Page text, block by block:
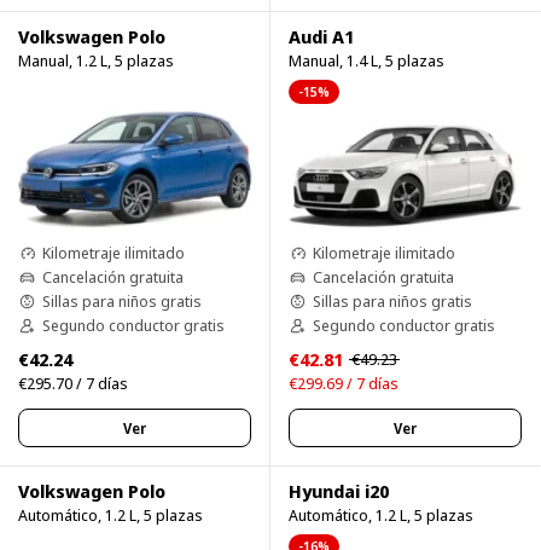
Volkswagen Polo
Manual, 1.2 L, 5 plazas
Kilometraje ilimitado
Cancelación gratuita
Sillas para niños gratis
Segundo conductor gratis
€42.24
€295.70 / 7 días
Ver
Audi A1
Manual, 1.4 L, 5 plazas
-15%
Kilometraje ilimitado
Cancelación gratuita
Sillas para niños gratis
Segundo conductor gratis
€42.81 €49.23
€299.69 / 7 días
Ver
Volkswagen Polo
Automático, 1.2 L, 5 plazas
Hyundai i20
Automático, 1.2 L, 5 plazas
-16%